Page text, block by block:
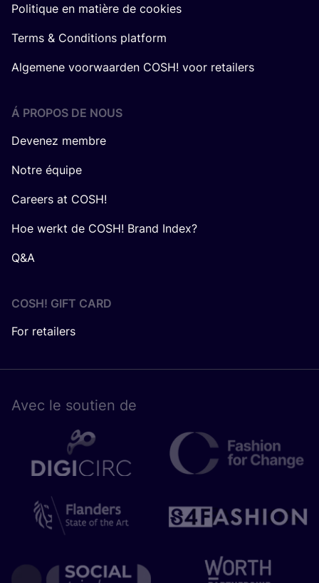
Politique en matière de cookies
Terms & Conditions platform
Algemene voorwaarden COSH! voor retailers
Á PROPOS DE NOUS
Devenez membre
Notre équipe
Careers at COSH!
Hoe werkt de COSH! Brand Index?
Q&A
COSH! GIFT CARD
For retailers
Avec le sou­tien de